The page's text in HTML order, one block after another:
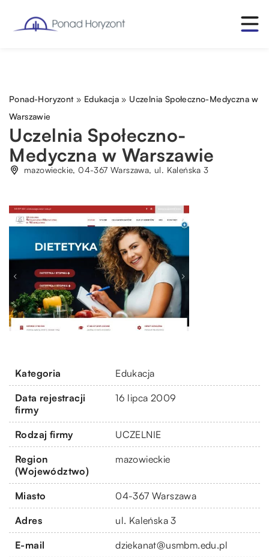
Ponad-Horyzont» Edukacja » Uczelnia Społeczno-Medyczna w
Warszawie
Uczelnia Społeczno-
Medyczna w Warszawie
mazowieckie, 04-367 Warszawa, ul. Kaleńska 3
Kategoria Edukacja
Data rejestracji
firmy
16 lipca 2009
Rodzaj firmy UCZELNIE
Region
(Województwo)
mazowieckie
Miasto 04-367 Warszawa
Adres ul. Kaleńska 3
E-mail dziekanat@usmbm.edu.pl